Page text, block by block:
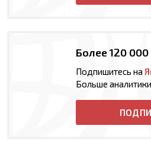
Более 120
Подпишитесь на
Больше